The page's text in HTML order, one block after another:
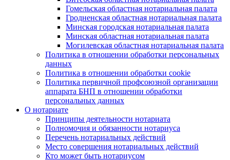
Гомельская областная нотариальная палата
Гродненская областная нотариальная палата
Минская городская нотариальная палата
Минская областная нотариальная палата
Могилевская областная нотариальная палата
Политика в отношении обработки персональных
данных
Политика в отношении обработки cookie
Политика первичной профсоюзной организации
аппарата БНП в отношении обработки
персональных данных
О нотариате
Принципы деятельности нотариата
Полномочия и обязанности нотариуса
Перечень нотариальных действий
Место совершения нотариальных действий
Кто может быть нотариусом